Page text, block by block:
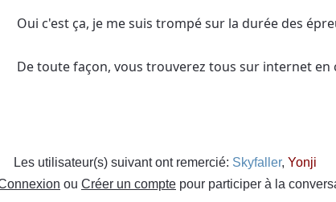
Oui c'est ça, je me suis trompé sur la durée des
De toute façon, vous trouverez tous sur internet
Les utilisateur(s) suivant ont remercié: Skyfaller, Yonji
ou Créer un compte pour participer à la